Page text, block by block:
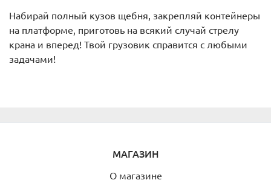
Набирай полный кузов щебня, закрепляй контейнеры
на платформе, приготовь на всякий случай стрелу
крана и вперед! Твой грузовик справится с любыми
задачами!
МАГАЗИН
О магазине